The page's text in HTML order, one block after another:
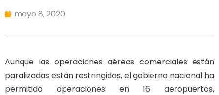
mayo 8, 2020
Aunque las operaciones aéreas comerciales están
paralizadas están restringidas, el gobierno nacional ha
permitido operaciones en 16 aeropuertos,